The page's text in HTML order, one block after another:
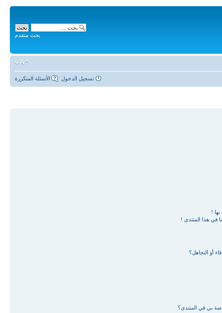
بحث متقدم
الأسئلة المتكررة تسجيل الدخول
!
في هذا المنتدى !
أو التجاهل؟
بي في المنتدى؟